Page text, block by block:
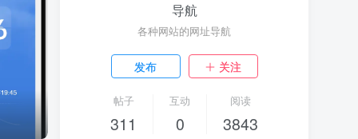
导航
各种网站的网址导航
发布 关注
帖子
311
互动
0
阅读
3843